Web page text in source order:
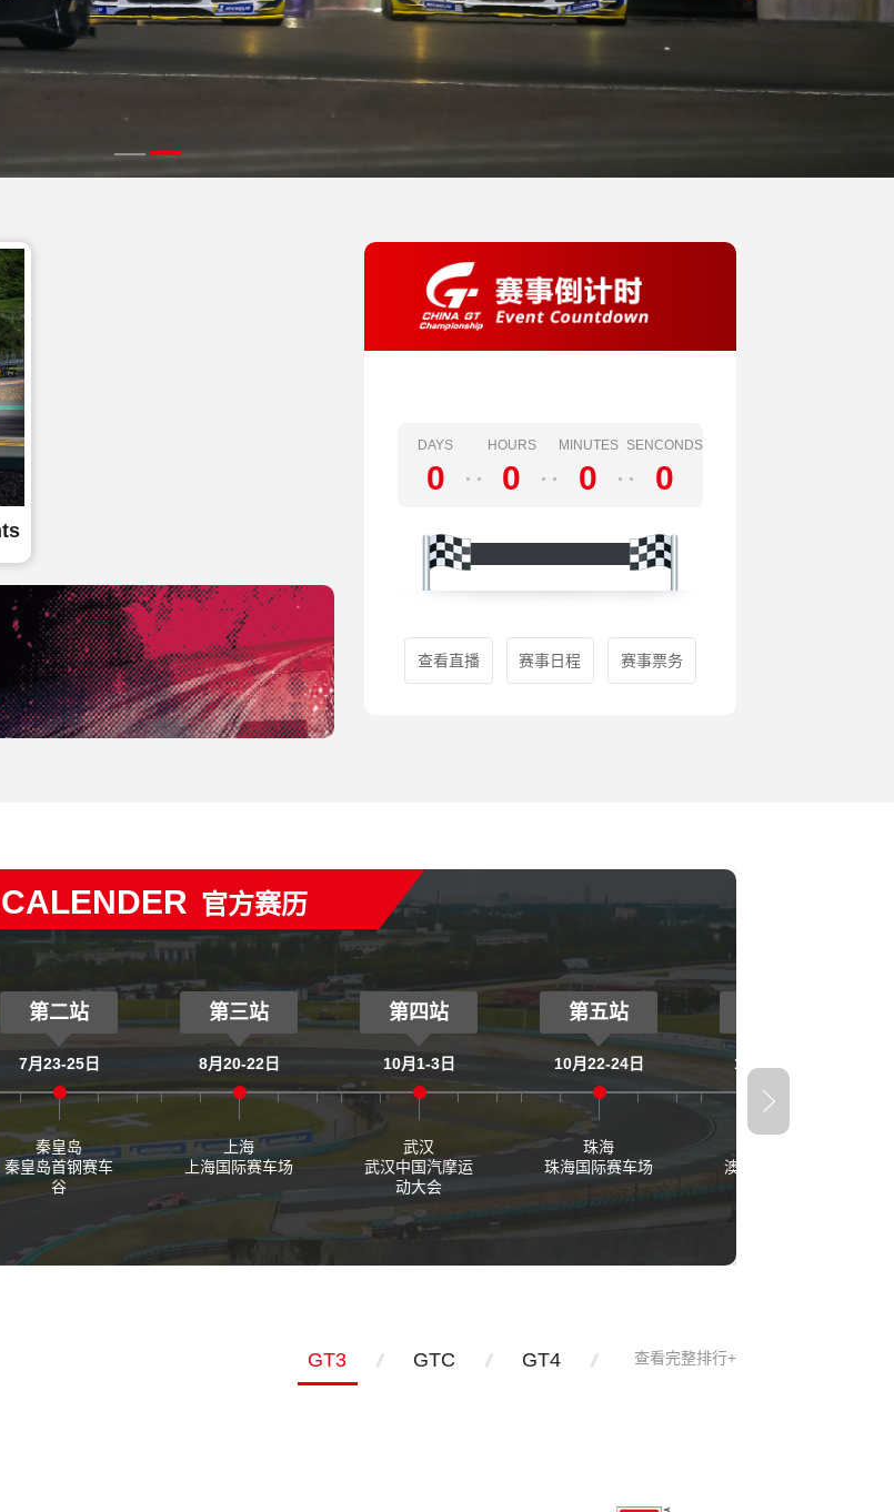
DAYS
0
HOURS
0
MINUTES
0
SENCONDS
0
查看直播 赛事日程 赛事票务
CALENDER 官方赛历
第二站
7月23-25日
秦皇岛
秦皇岛首钢赛车
谷
第三站
8月20-22日
上海
上海国际赛车场
第四站
10月1-3日
武汉
武汉中国汽摩运
动大会
第五站
10月22-24日
珠海
珠海国际赛车场
11月18-21日
澳门格兰披治大
查看完整排行+
GT3 GTC GT4